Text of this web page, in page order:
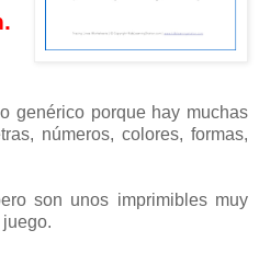
genérico porque hay muchas
números, colores, formas,
son unos imprimibles muy